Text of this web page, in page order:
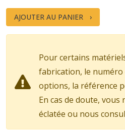
AJOUTER AU PANIER
Pour certains
fabrication, le numéro
options, la référence
En cas de doute,
éclatée ou nous